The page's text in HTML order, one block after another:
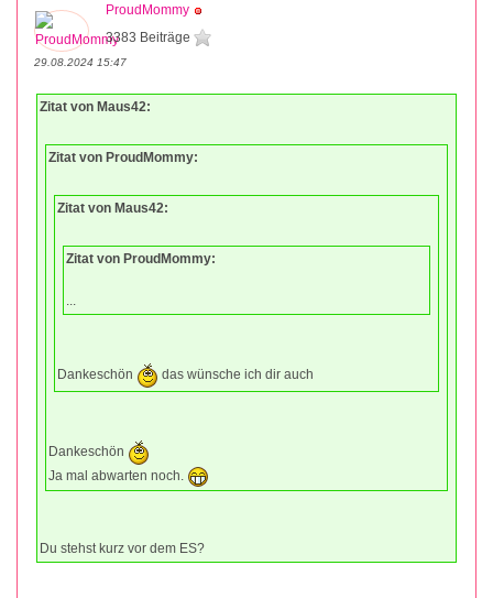
ProudMommy
3383 Beiträge
29.08.2024 15:47
Zitat von Maus42:
Zitat von ProudMommy:
Zitat von Maus42:
Zitat von ProudMommy:
Dankeschön das wünsche ich dir auch
Dankeschön
Ja mal abwarten noch.
Du stehst kurz vor dem ES?